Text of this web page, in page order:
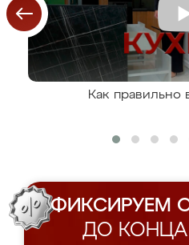
Как правильно
ФИКСИРУЕМ
ДО КОНЦА